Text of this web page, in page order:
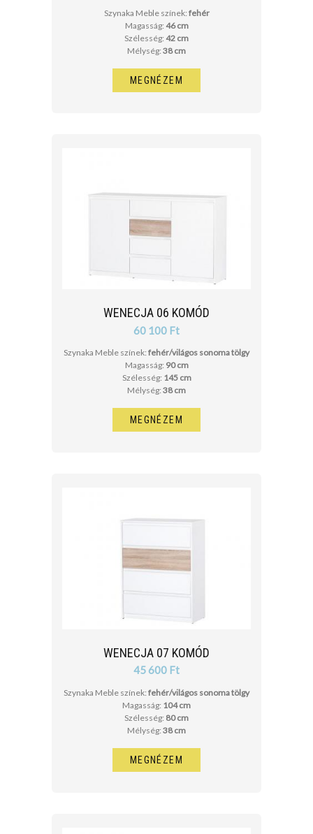
Szynaka Meble színek: fehér
Magasság: 46 cm
Szélesség: 42 cm
Mélység: 38 cm
MEGNÉZEM
WENECJA 06 KOMÓD
60 100 Ft
Szynaka Meble színek: fehér/világos sonoma tölgy
Magasság: 90 cm
Szélesség: 145 cm
Mélység: 38 cm
MEGNÉZEM
WENECJA 07 KOMÓD
45 600 Ft
Szynaka Meble színek: fehér/világos sonoma tölgy
Magasság: 104 cm
Szélesség: 80 cm
Mélység: 38 cm
MEGNÉZEM